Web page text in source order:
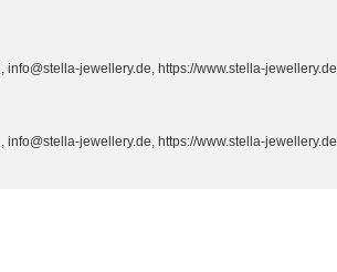
jewellery.de, https://www.stella-jewellery.de
jewellery.de, https://www.stella-jewellery.de